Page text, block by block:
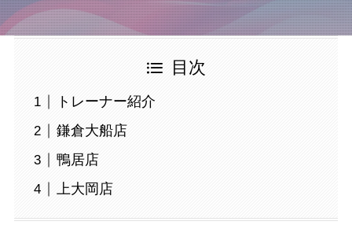
目次
トレーナー紹介
鎌倉大船店
鴨居店
上大岡店